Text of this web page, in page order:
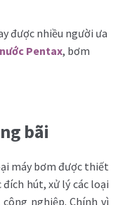
được nhiều người ưa
Pentax, bơm
bãi
máy bơm được thiết
hút, xử lý các loại
nghiệp. Chính vì